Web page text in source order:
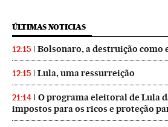
ÚLTIMAS NOTICIAS
12:15 Bolsonaro, a destruição como
12:15 Lula, uma ressurreição
21:14
O programa eleitoral de Lula
impostos para os ricos e proteção